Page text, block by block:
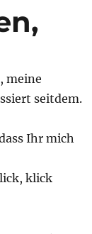
meine
seitdem.
Ihr mich
klick